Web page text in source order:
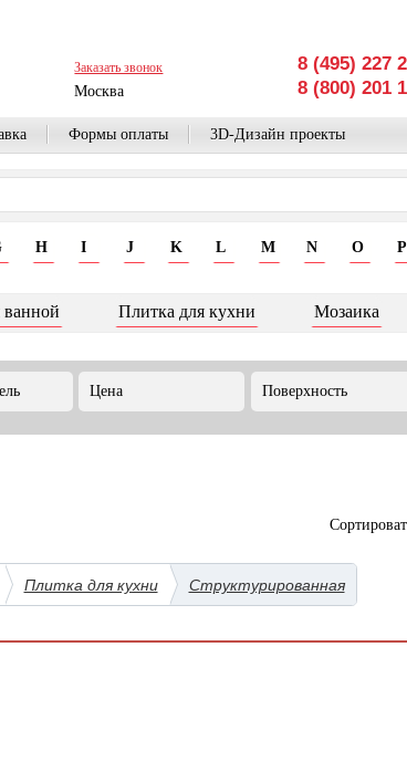
Заказать звонок
Москва
8 (495) 227
8 (800) 201
Формы оплаты 3D-Дизайн проекты
H I J K L M N O P
ванной Плитка для кухни Мозаика
Цена Поверхность
Плитка для кухни Структурированная